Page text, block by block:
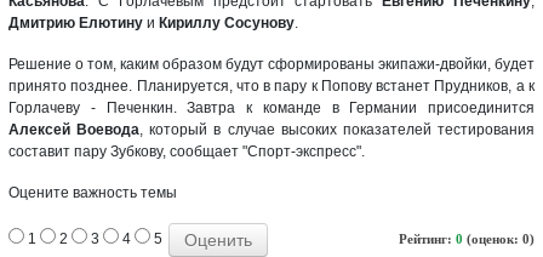
Дмитрию Елютину и Кириллу Сосунову.
Решение о том, каким образом будут сформированы экипажи-двойки, будет
принято позднее. Планируется, что в пару к Попову встанет Прудников, а к
Горлачеву - Печенкин. Завтра к команде в Германии присоединится
Алексей Воевода, который в случае высоких показателей тестирования
составит пару Зубкову, сообщает "Спорт-экспресс".
Оцените важность темы
Рейтинг: 0 (оценок: 0)
1 2 3 4 5